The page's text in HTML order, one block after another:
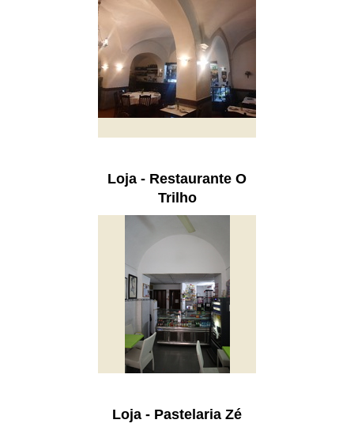
Loja - Restaurante O
Trilho
Loja - Pastelaria Zé